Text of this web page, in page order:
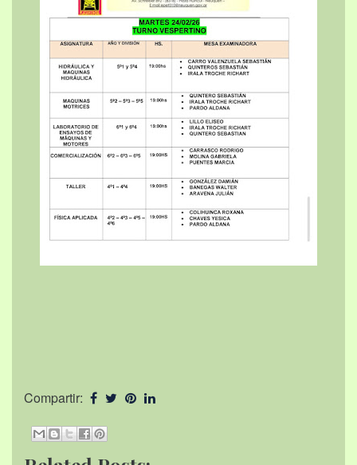
Compartir: